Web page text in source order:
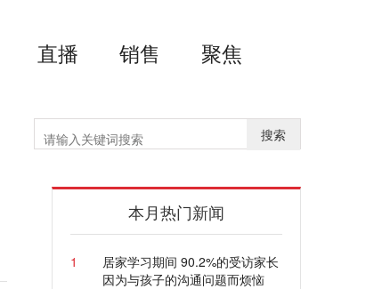
直播 销售 聚焦
搜索
本月热门新闻
1
居家学习期间 90.2%的受访家长
因为与孩子的沟通问题而烦恼